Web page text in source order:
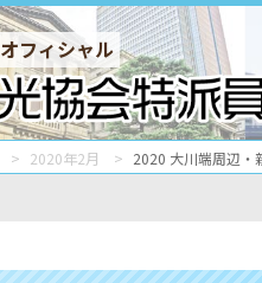
オフィシャル
2020年2月 2020 大川端周辺・